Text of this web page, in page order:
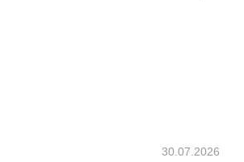
30.07.2026